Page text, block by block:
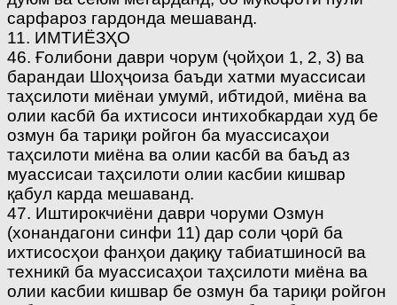
сарфароз гардонда мешаванд.
11. ИМТИЁЗҲО
46. Ғолибони даври чорум (ҷойҳои 1, 2, 3) ва
барандаи Шоҳҷоиза баъди хатми муассисаи
таҳсилоти миёнаи умумӣ, ибтидоӣ, миёна ва
олии касбӣ ба ихтисоси интихобкардаи худ бе
озмун ба тариқи ройгон ба муассисаҳои
таҳсилоти миёна ва олии касбӣ ва баъд аз
муассисаи таҳсилоти олии касбии кишвар
қабул карда мешаванд.
47. Иштирокчиёни даври чоруми Озмун
(хонандагони синфи 11) дар соли ҷорӣ ба
ихтисосҳои фанҳои дақиқу табиатшиносӣ ва
техникӣ ба муассисаҳои таҳсилоти миёна ва
олии касбии кишвар бе озмун ба тариқи ройгон